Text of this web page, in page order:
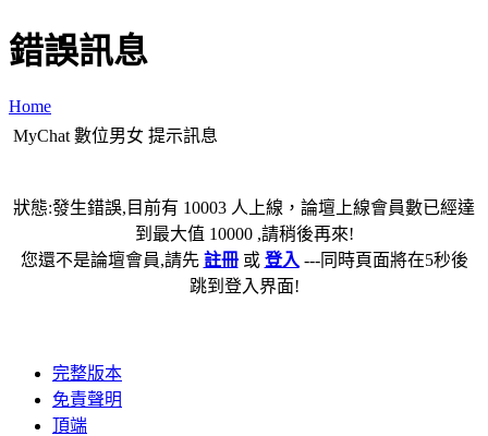
錯誤訊息
Home
MyChat 數位男女 提示訊息
狀態:發生錯誤,目前有 10003 人上線，論壇上線會員數已經達
到最大值 10000 ,請稍後再來!
您還不是論壇會員,請先 註冊或 登入 ---同時頁面將在5秒後
跳到登入界面!
完整版本
免責聲明
頂端